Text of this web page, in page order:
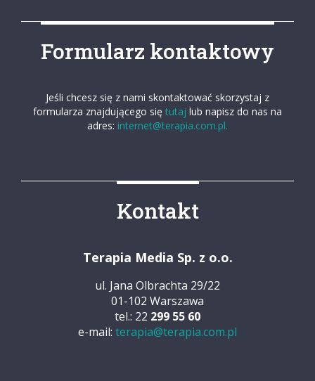
Formularz kontaktowy
Jeśli chcesz się z nami skontaktować skorzystaj z
formularza znajdującego się tutaj lub napisz do nas na
adres: internet@terapia.com.pl.
Kontakt
Terapia Media Sp. z o.o.
ul. Jana Olbrachta 29/22
01-102 Warszawa
tel.: 22 299 55 60
e-mail: terapia@terapia.com.pl